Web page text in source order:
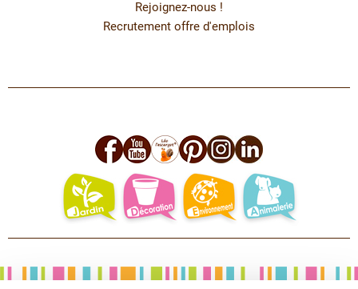
Rejoignez-nous !
Recrutement offre d'emplois
facebookyoutube
leo pinterestinstagram
linkedin
jardin deco environnementanimalerie